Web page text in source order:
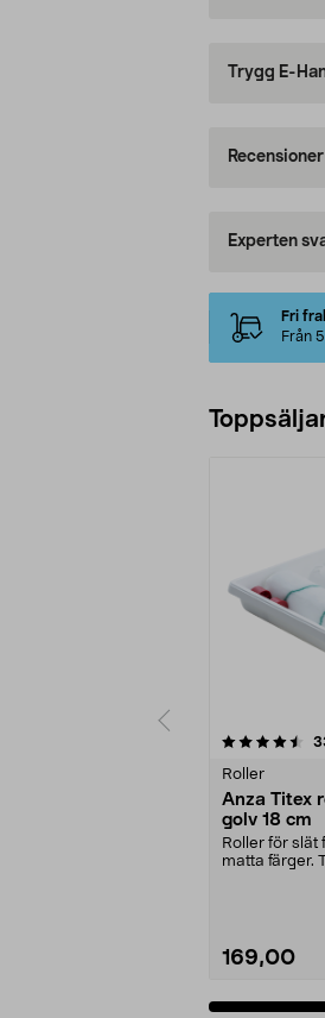
Trygg E-
Recensioner
Experten
Fri
Från
Roller
Anza Titex
golv 18 cm
Roller för slät
matta färger.
169,00
4.0